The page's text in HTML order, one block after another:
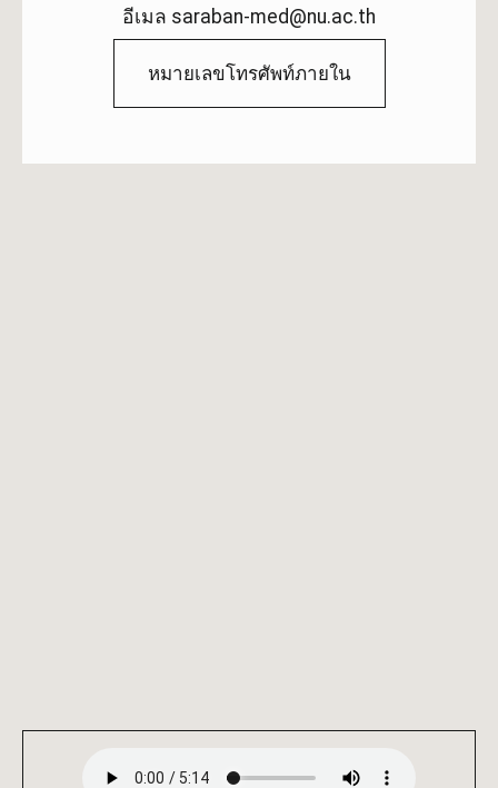
อีเมล saraban-med@nu.ac.th
หมายเลขโทรศัพท์ภายใน